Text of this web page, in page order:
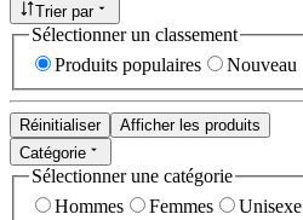
Trier par
Sélectionner un classement
Produits populaires
Nouveau
Réinitialiser
Afficher les produits
Catégorie
Sélectionner une catégorie
Hommes
Femmes Unisexe